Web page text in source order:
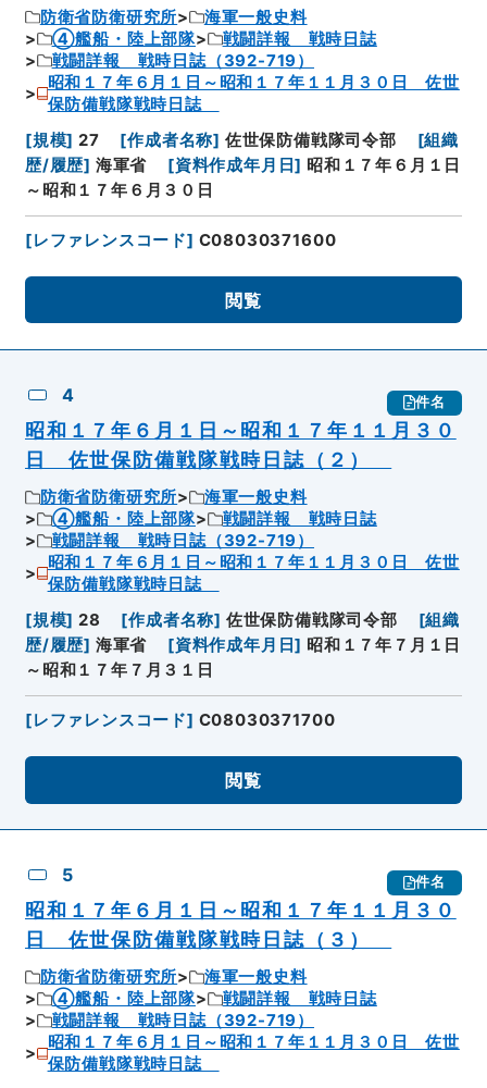
防衛省防衛研究所
海軍一般史料
④艦船・陸上部隊
戦闘詳報 戦時日誌
戦闘詳報 戦時日誌（392-719）
昭和１７年６月１日～昭和１７年１１月３０日 佐世
保防備戦隊戦時日誌
[規模] 27 [作成者名称] 佐世保防備戦隊司令部 [組織
歴/履歴] 海軍省 [資料作成年月日] 昭和１７年６月１日
～昭和１７年６月３０日
[レファレンスコード] C08030371600
閲覧
4 件名
昭和１７年６月１日～昭和１７年１１月３０
日 佐世保防備戦隊戦時日誌（２）
防衛省防衛研究所
海軍一般史料
④艦船・陸上部隊
戦闘詳報 戦時日誌
戦闘詳報 戦時日誌（392-719）
昭和１７年６月１日～昭和１７年１１月３０日 佐世
保防備戦隊戦時日誌
[規模] 28 [作成者名称] 佐世保防備戦隊司令部 [組織
歴/履歴] 海軍省 [資料作成年月日] 昭和１７年７月１日
～昭和１７年７月３１日
[レファレンスコード] C08030371700
閲覧
5 件名
昭和１７年６月１日～昭和１７年１１月３０
日 佐世保防備戦隊戦時日誌（３）
防衛省防衛研究所
海軍一般史料
④艦船・陸上部隊
戦闘詳報 戦時日誌
戦闘詳報 戦時日誌（392-719）
昭和１７年６月１日～昭和１７年１１月３０日 佐世
保防備戦隊戦時日誌